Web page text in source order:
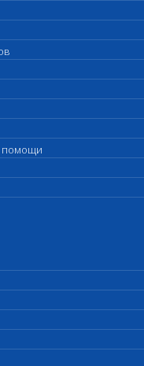
помощи